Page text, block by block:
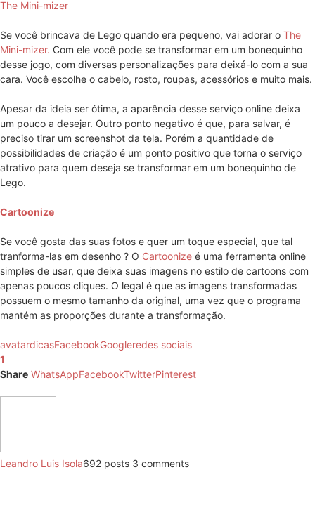
The Mini-mizer
Se você brincava de Lego quando era pequeno, vai adorar o The
Mini-mizer. Com ele você pode se transformar em um bonequinho
desse jogo, com diversas personalizações para deixá-lo com a sua
cara. Você escolhe o cabelo, rosto, roupas, acessórios e muito mais.
Apesar da ideia ser ótima, a aparência desse serviço online deixa
um pouco a desejar. Outro ponto negativo é que, para salvar, é
preciso tirar um screenshot da tela. Porém a quantidade de
possibilidades de criação é um ponto positivo que torna o serviço
atrativo para quem deseja se transformar em um bonequinho de
Lego.
Cartoonize
Se você gosta das suas fotos e quer um toque especial, que tal
tranforma-las em desenho ? O Cartoonize é uma ferramenta online
simples de usar, que deixa suas imagens no estilo de cartoons com
apenas poucos cliques. O legal é que as imagens transformadas
possuem o mesmo tamanho da original, uma vez que o programa
mantém as proporções durante a transformação.
avatardicasFacebookGoogleredes sociais
1
Share WhatsAppFacebookTwitterPinterest
Leandro Luis Isola692 posts 3 comments